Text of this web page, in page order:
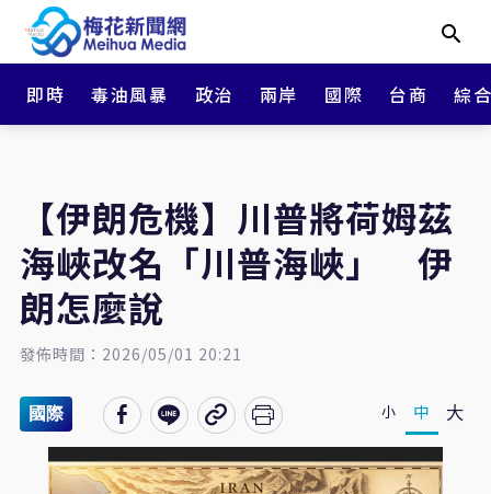
即時 毒油風暴 政治 兩岸 國際 台商 綜
【伊朗危機】川普將荷姆茲
海峽改名「川普海峽」 伊
朗怎麼說
發佈時間：2026/05/01 20:21
國際 小 中 大